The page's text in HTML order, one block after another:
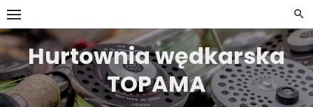
Skip
to
contentHurtownia wędkarska
TOPAMA